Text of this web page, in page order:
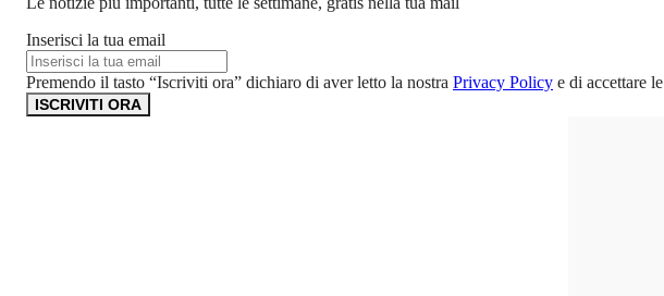
Inserisci la tua email
Premendo il tasto “Iscriviti ora” dichiaro di aver letto la nostra Privacy Policy e di accettare le
ISCRIVITI ORA